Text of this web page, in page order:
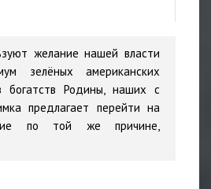
желание нашей власти
зелёных американских
богатств Родины, наших с
предлагает перейти на
по той же причине,